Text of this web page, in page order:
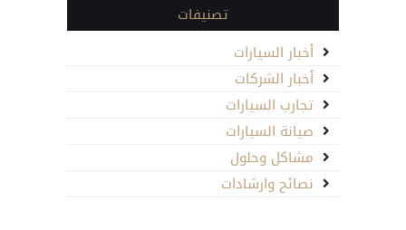
تصنيفات
أخبار السيارات
أخبار الشركات
تجارب السيارات
صيانة السيارات
مشاكل وحلول
نصائح وارشادات